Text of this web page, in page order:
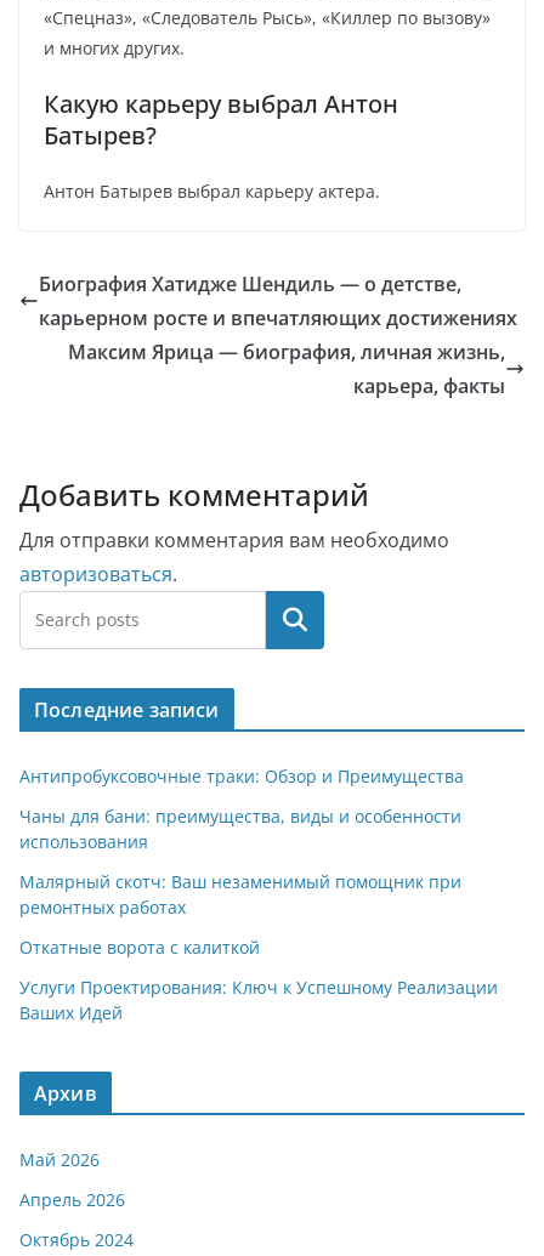
«Спецназ», «Следователь Рысь», «Киллер по вызову»
и многих других.
Какую карьеру выбрал Антон
Батырев?
Антон Батырев выбрал карьеру актера.
Биография Хатидже Шендиль — о детстве,
карьерном росте и впечатляющих достижениях
Максим Ярица — биография, личная жизнь,
карьера, факты
Добавить комментарий
Для отправки комментария вам необходимо
авторизоваться.
Поиск
Последние записи
Антипробуксовочные траки: Обзор и Преимущества
Чаны для бани: преимущества, виды и особенности
использования
Малярный скотч: Ваш незаменимый помощник при
ремонтных работах
Откатные ворота с калиткой
Услуги Проектирования: Ключ к Успешному Реализации
Ваших Идей
Архив
Май 2026
Апрель 2026
Октябрь 2024